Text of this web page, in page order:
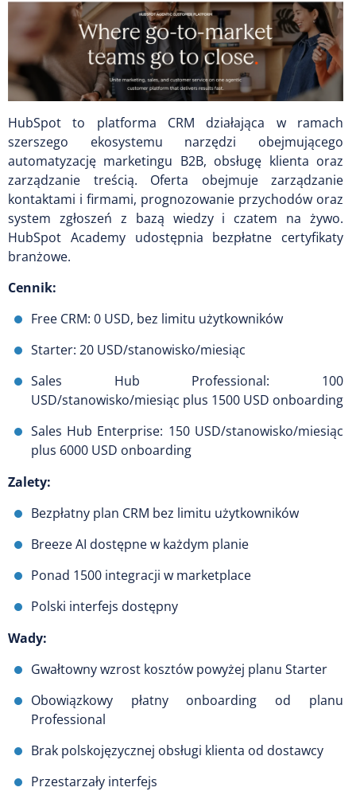
HubSpot to platforma CRM działająca w ramach
szerszego ekosystemu narzędzi obejmującego
automatyzację marketingu B2B, obsługę klienta oraz
zarządzanie treścią. Oferta obejmuje zarządzanie
kontaktami i firmami, prognozowanie przychodów oraz
system zgłoszeń z bazą wiedzy i czatem na żywo.
HubSpot Academy udostępnia bezpłatne certyfikaty
branżowe.
Cennik:
Free CRM: 0 USD, bez limitu użytkowników
Starter: 20 USD/stanowisko/miesiąc
Sales Hub Professional: 100
USD/stanowisko/miesiąc plus 1500 USD onboarding
Sales Hub Enterprise: 150 USD/stanowisko/miesiąc
plus 6000 USD onboarding
Zalety:
Bezpłatny plan CRM bez limitu użytkowników
Breeze AI dostępne w każdym planie
Ponad 1500 integracji w marketplace
Polski interfejs dostępny
Wady:
Gwałtowny wzrost kosztów powyżej planu Starter
Obowiązkowy płatny onboarding od planu
Professional
Brak polskojęzycznej obsługi klienta od dostawcy
Przestarzały interfejs